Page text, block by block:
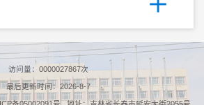
访问量： 0000027867次
最后更新时间： 2026-8-7